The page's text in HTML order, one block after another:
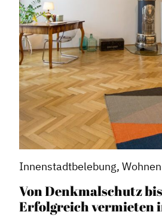
Expertenwissen
Innenstadtbelebung, Wohnen
Von Denkmalschutz
Erfolgreich vermieten